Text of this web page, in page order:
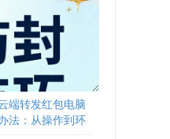
端转发红包电脑
法：从操作到环